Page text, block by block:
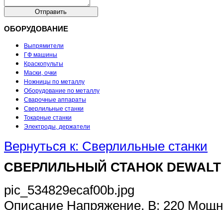
ОБОРУДОВАНИЕ
Выпрямители
ГФ машины
Краскопульты
Маски, очки
Ножницы по металлу
Оборудование по металлу
Сварочные аппараты
Сверлильные станки
Токарные станки
Электроды, держатели
Вернуться к: Сверлильные станки
СВЕРЛИЛЬНЫЙ СТАНОК DEWALT
pic_534829ecaf00b.jpg
Описание Напряжение, В: 220